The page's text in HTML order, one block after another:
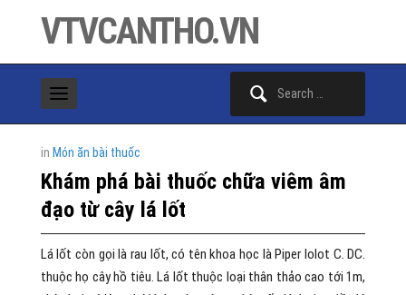
VTVCANTHO.VN
in Món ăn bài thuốc
Khám phá bài thuốc chữa viêm âm
đạo từ cây lá lốt
Lá lốt còn gọi là rau lốt, có tên khoa học là Piper lolot C. DC.
thuộc họ cây hồ tiêu. Lá lốt thuộc loại thân thảo cao tới 1m,